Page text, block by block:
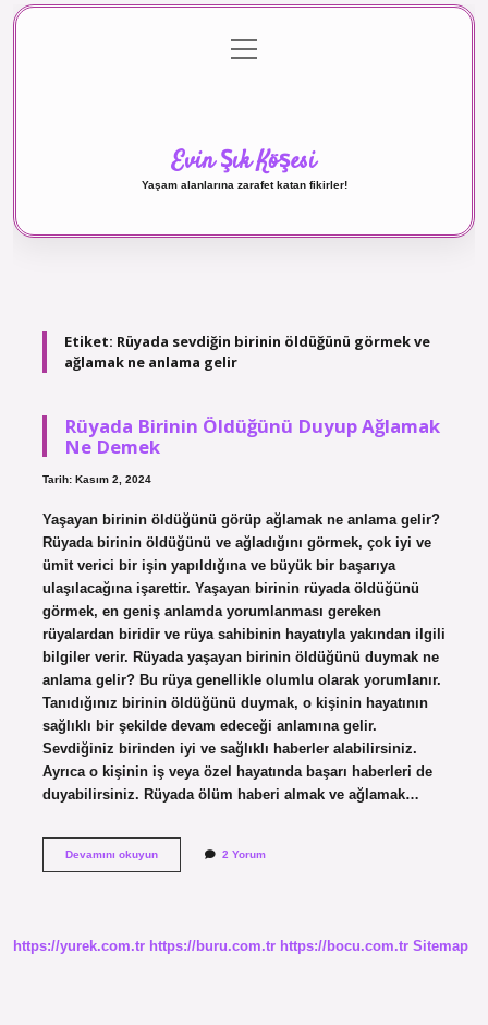
Gizlilik Politikası
menüyü
aç
Evin Şık Köşesi
Yaşam alanlarına zarafet katan fikirler!
Etiket: Rüyada sevdiğin birinin öldüğünü görmek ve
ağlamak ne anlama gelir
Rüyada Birinin Öldüğünü Duyup Ağlamak
Ne Demek
Tarih: Kasım 2, 2024
Yaşayan birinin öldüğünü görüp ağlamak ne anlama gelir?
Rüyada birinin öldüğünü ve ağladığını görmek, çok iyi ve
ümit verici bir işin yapıldığına ve büyük bir başarıya
ulaşılacağına işarettir. Yaşayan birinin rüyada öldüğünü
görmek, en geniş anlamda yorumlanması gereken
rüyalardan biridir ve rüya sahibinin hayatıyla yakından ilgili
bilgiler verir. Rüyada yaşayan birinin öldüğünü duymak ne
anlama gelir? Bu rüya genellikle olumlu olarak yorumlanır.
Tanıdığınız birinin öldüğünü duymak, o kişinin hayatının
sağlıklı bir şekilde devam edeceği anlamına gelir.
Sevdiğiniz birinden iyi ve sağlıklı haberler alabilirsiniz.
Ayrıca o kişinin iş veya özel hayatında başarı haberleri de
duyabilirsiniz. Rüyada ölüm haberi almak ve ağlamak…
Devamını okuyunRüyada
Demek
2 Yorum
https://yurek.com.tr https://buru.com.tr https://bocu.com.tr Sitemap